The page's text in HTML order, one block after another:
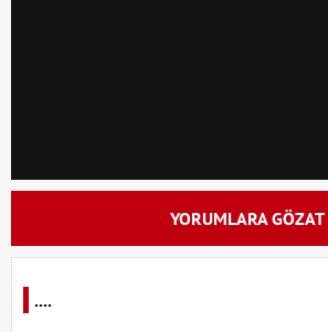
YORUMLARA GÖZAT
....